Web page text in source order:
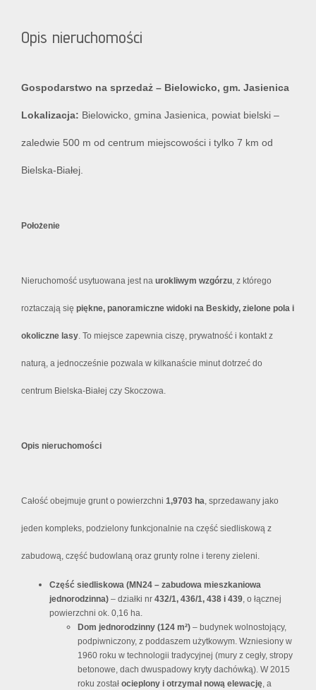
Opis nieruchomości
Gospodarstwo na sprzedaż – Bielowicko, gm. Jasienica
Lokalizacja: Bielowicko, gmina Jasienica, powiat bielski –
zaledwie 500 m od centrum miejscowości i tylko 7 km od
Bielska-Białej.
Położenie
Nieruchomość usytuowana jest na urokliwym wzgórzu, z którego
roztaczają się piękne, panoramiczne widoki na Beskidy, zielone pola i
okoliczne lasy. To miejsce zapewnia ciszę, prywatność i kontakt z
naturą, a jednocześnie pozwala w kilkanaście minut dotrzeć do
centrum Bielska-Białej czy Skoczowa.
Opis nieruchomości
Całość obejmuje grunt o powierzchni 1,9703 ha, sprzedawany jako
jeden kompleks, podzielony funkcjonalnie na część siedliskową z
zabudową, część budowlaną oraz grunty rolne i tereny zieleni.
Część siedliskowa (MN24 – zabudowa mieszkaniowa
jednorodzinna) – działki nr 432/1, 436/1, 438 i 439, o łącznej
powierzchni ok. 0,16 ha.
Dom jednorodzinny (124 m²) – budynek wolnostojący,
podpiwniczony, z poddaszem użytkowym. Wzniesiony w
1960 roku w technologii tradycyjnej (mury z cegły, stropy
betonowe, dach dwuspadowy kryty dachówką). W 2015
roku został ocieplony i otrzymał nową elewację, a